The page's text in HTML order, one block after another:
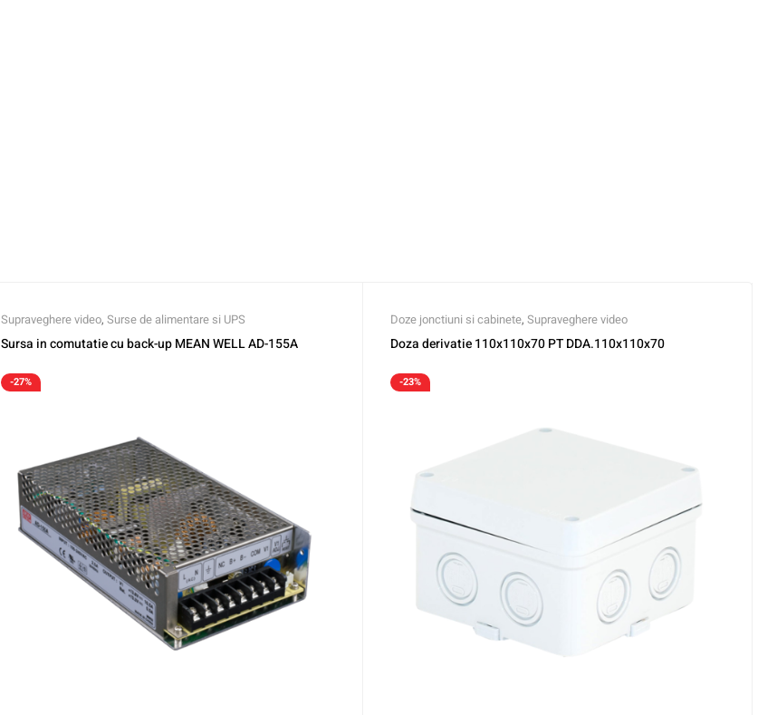
Supraveghere video, Surse de alimentare si UPS
Sursa in comutatie cu back-up MEAN WELL AD-155A
-27%
Doze jonctiuni si cabinete, Supraveghere video
Doza derivatie 110x110x70 PT DDA.110x110x70
-23%